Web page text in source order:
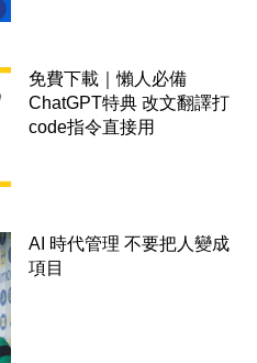
免費下載｜懶人必備
ChatGPT特典 改文翻譯打
code指令直接用
AI 時代管理 不要把人變成
項目